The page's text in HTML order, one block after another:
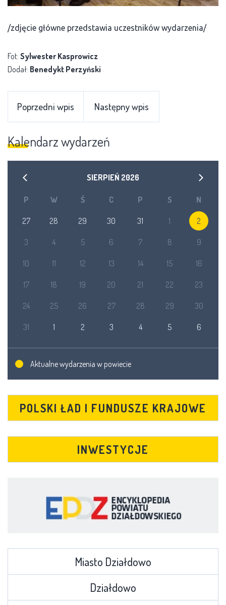
/zdjęcie główne przedstawia uczestników wydarzenia/
Fot: Sylwester Kasprowicz
Dodał: Benedykt Perzyński
Poprzedni wpis Następny wpis
Kalendarz wydarzeń
SIERPIEŃ 2026
P W Ś C P S N
27 28 29 30 31 1 2
3 4 5 6 7 8 9
10 11 12 13 14 15 16
17 18 19 20 21 22 23
24 25 26 27 28 29 30
31 1 2 3 4 5 6
Aktualne wydarzenia w powiecie
POLSKI ŁAD I FUNDUSZE KRAJOWE
INWESTYCJE
Miasto Działdowo
Działdowo